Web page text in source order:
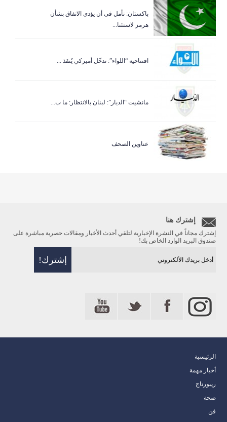
باكستان: نأمل في أن يؤدي الاتفاق بشأن
هرمز لاستئنا...
افتتاحية “اللواء”: تدخّل أميركي يُنقذ ...
مانشيت “الديار”: لبنان بالانتظار: ما ب...
عناوين الصحف
إشترك هنا
إشترك مجاناً في النشرة الإخبارية لتلقي أحدث الأخبار ومقالات حصرية مباشرة على
صندوق البريد الوارد الخاص بك!
الرئيسية
أخبار مهمة
ريبورتاج
صحة
فن